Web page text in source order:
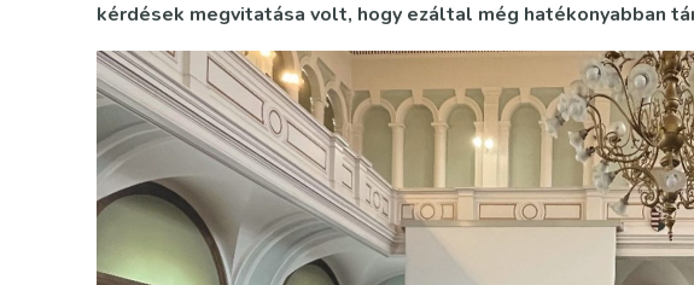
kérdések megvitatása volt, hogy ezáltal még hatékonyabban